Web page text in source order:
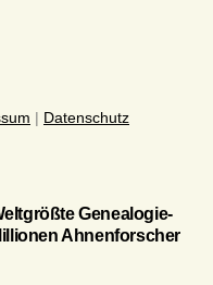
| Datenschutz
Genealogie-
Ahnenforscher